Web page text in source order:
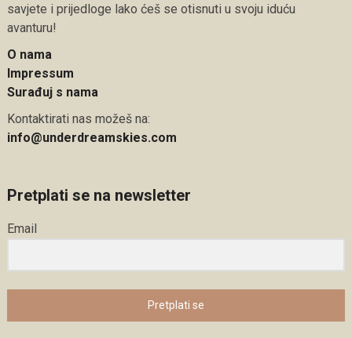
savjete i prijedloge lako ćeš se otisnuti u svoju iduću
avanturu!
O nama
Impressum
Surađuj s nama
Kontaktirati nas možeš na:
info@underdreamskies.com
Pretplati se na newsletter
Email
Pretplati se